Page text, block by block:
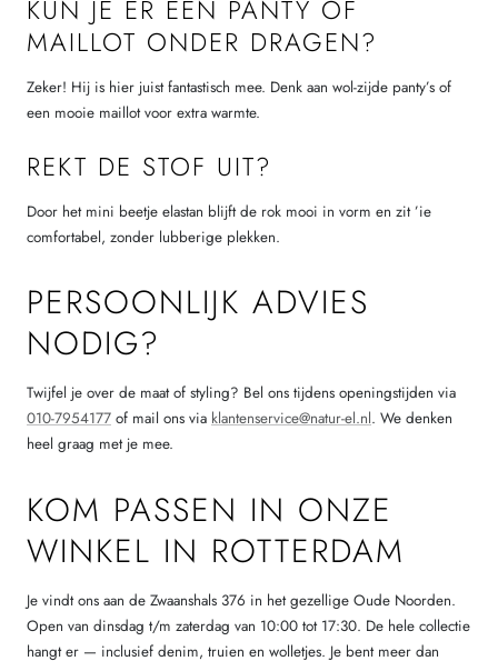
KUN JE ER EEN PANTY OF
MAILLOT ONDER DRAGEN?
Zeker! Hij is hier juist fantastisch mee. Denk aan wol-zijde panty’s of
een mooie maillot voor extra warmte.
REKT DE STOF UIT?
Door het mini beetje elastan blijft de rok mooi in vorm en zit ’ie
comfortabel, zonder lubberige plekken.
PERSOONLIJK ADVIES
NODIG?
Twijfel je over de maat of styling? Bel ons tijdens openingstijden via
010-7954177 of mail ons via klantenservice@natur-el.nl. We denken
heel graag met je mee.
KOM PASSEN IN ONZE
WINKEL IN ROTTERDAM
Je vindt ons aan de Zwaanshals 376 in het gezellige Oude Noorden.
Open van dinsdag t/m zaterdag van 10:00 tot 17:30. De hele collectie
hangt er — inclusief denim, truien en wolletjes. Je bent meer dan